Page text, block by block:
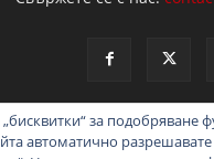
за подобряване
автоматично